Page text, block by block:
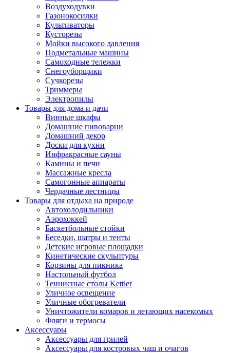
Воздуходувки
Газонокосилки
Культиваторы
Кусторезы
Мойки высокого давления
Подметальные машины
Самоходные тележки
Снегоуборщики
Сучкорезы
Триммеры
Электропилы
Товары для дома и дачи
Винные шкафы
Домашние пивоварни
Домашний декор
Доски для кухни
Инфракрасные сауны
Камины и печи
Массажные кресла
Самогонные аппараты
Чердачные лестницы
Товары для отдыха на природе
Автохолодильники
Аэрохоккей
Баскетбольные стойки
Беседки, шатры и тенты
Детские игровые площадки
Кинетические скульптуры
Корзины для пикника
Настольный футбол
Теннисные столы Kettler
Уличное освещение
Уличные обогреватели
Уничтожители комаров и летающих насекомых
Фляги и термосы
Аксессуары
Аксессуары для грилей
Аксессуары для костровых чаш и очагов